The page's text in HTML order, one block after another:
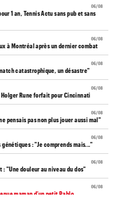
06/08
1 an, Tennis Actu sans pub et sans
06/08
à Montréal après un dernier combat
06/08
catastrophique, un désastre"
06/08
Holger Rune forfait pour Cincinnati
06/08
pensais pas non plus jouer aussi mal"
06/08
génétiques : "Je comprends mais..."
06/08
"Une douleur au niveau du dos"
06/08
maman d’un petit Pablo...